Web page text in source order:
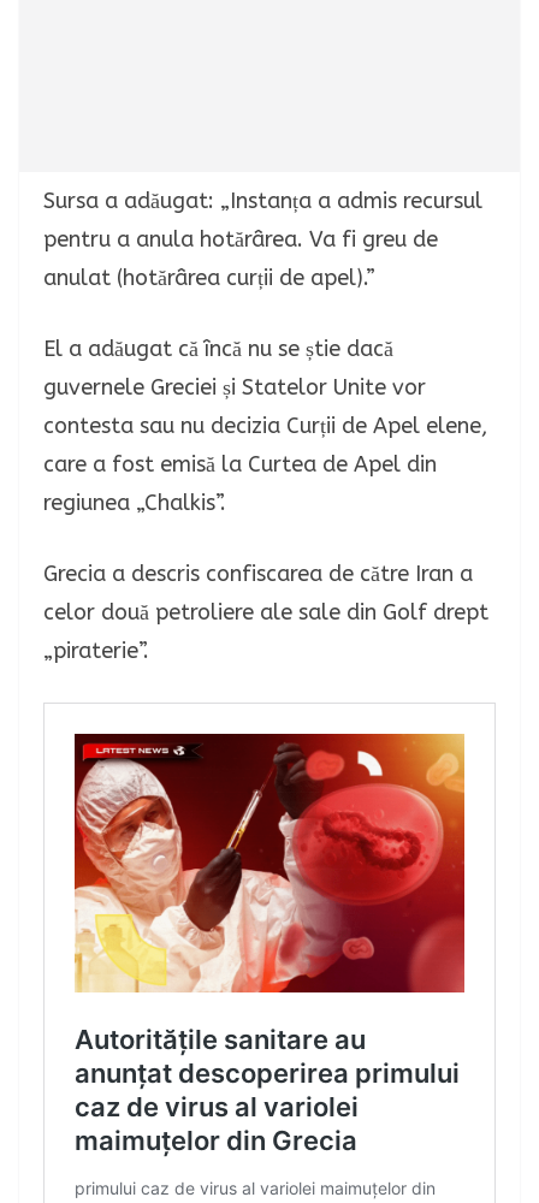
Sursa a adăugat: „Instanța a admis recursul
pentru a anula hotărârea. Va fi greu de
anulat (hotărârea curții de apel).”
El a adăugat că încă nu se știe dacă
guvernele Greciei și Statelor Unite vor
contesta sau nu decizia Curții de Apel elene,
care a fost emisă la Curtea de Apel din
regiunea „Chalkis”.
Grecia a descris confiscarea de către Iran a
celor două petroliere ale sale din Golf drept
„piraterie”.